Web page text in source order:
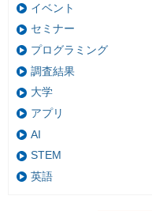
イベント
セミナー
プログラミング
調査結果
大学
アプリ
AI
STEM
英語